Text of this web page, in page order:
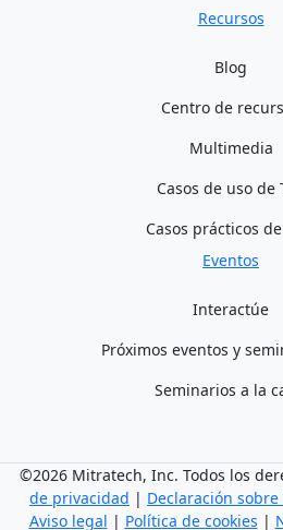
Recursos
Blog
Centro de
Multimedia
Casos de uso de
Casos prácticos de
Eventos
Interactúe
Próximos eventos y
Seminarios a la
©2026 Mitratech, Inc. Todos los
de privacidad | Declaración
Aviso legal | Política de cookies |